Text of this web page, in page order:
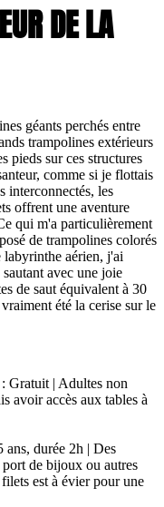
DE LA
géants perchés entre
trampolines extérieurs
pieds sur ces structures
comme si je flottais
interconnectés, les
offrent une aventure
qui m'a particulièrement
de trampolines colorés
labyrinthe aérien, j'ai
avec une joie
de saut équivalent à 30
été la cerise sur le
Gratuit | Adultes non
avoir accès aux tables à
ans, durée 2h | Des
port de bijoux ou autres
est à évier pour une